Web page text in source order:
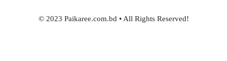
© 2023 Paikaree.com.bd • All Rights Reserved!